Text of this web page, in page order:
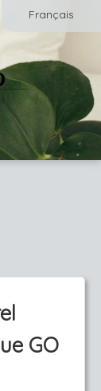
Français
GO